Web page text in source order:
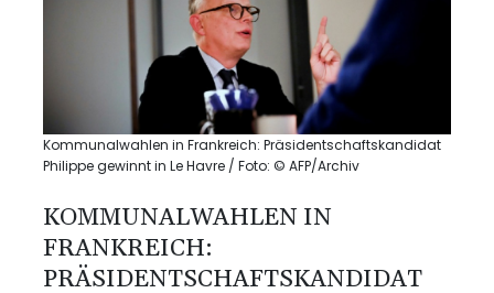
Kommunalwahlen in Frankreich: Präsidentschaftskandidat
Philippe gewinnt in Le Havre / Foto: © AFP/Archiv
KOMMUNALWAHLEN IN
FRANKREICH:
PRÄSIDENTSCHAFTSKANDIDAT